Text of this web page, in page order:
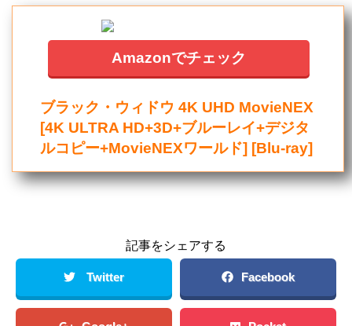
Amazonでチェック
ブラック・ウィドウ 4K UHD MovieNEX
[4K ULTRA HD+3D+ブルーレイ+デジタ
ルコピー+MovieNEXワールド] [Blu-ray]
記事をシェアする
Twitter Facebook